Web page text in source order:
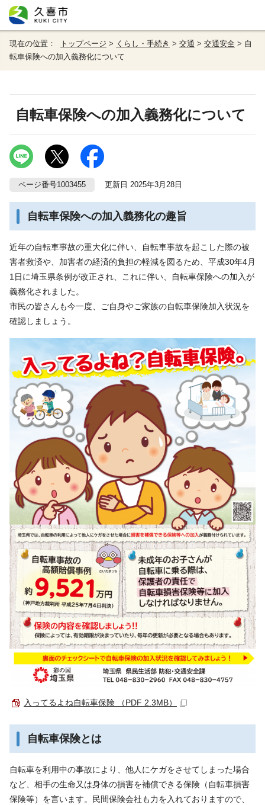
現在の位置： トップページ > くらし・手続き > 交通 > 交通安全 > 自
転車保険への加入義務化について
自転車保険への加入義務化について
ページ番号1003455 更新日 2025年3月28日
自転車保険への加入義務化の趣旨
近年の自転車事故の重大化に伴い、自転車事故を起こした際の被
害者救済や、加害者の経済的負担の軽減を図るため、平成30年4月
1日に埼玉県条例が改正され、これに伴い、自転車保険への加入が
義務化されました。
市民の皆さんも今一度、ご自身やご家族の自転車保険加入状況を
確認しましょう。
入ってるよね自転車保険 （PDF 2.3MB）
自転車保険とは
自転車を利用中の事故により、他人にケガをさせてしまった場合
など、相手の生命又は身体の損害を補償できる保険（自転車損害
保険等）を言います。民間保険会社も力を入れておりますので、